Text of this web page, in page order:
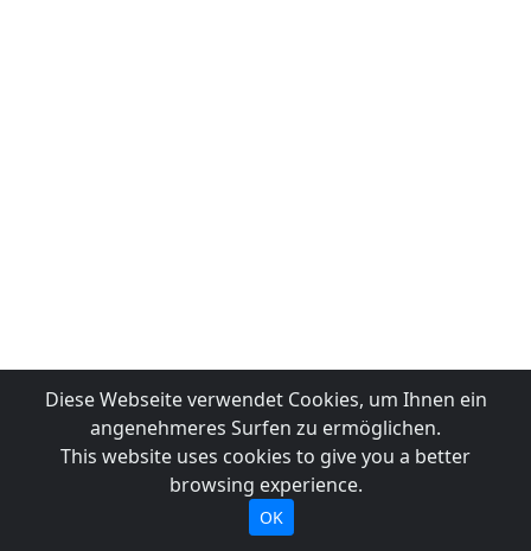
Diese Webseite verwendet Cookies, um Ihnen ein
angenehmeres Surfen zu ermöglichen.
This website uses cookies to give you a better
browsing experience.
OK